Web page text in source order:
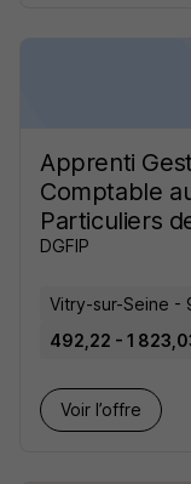
Apprenti
Comptable
Particuliers
DGFIP
Vitry-sur-Seine -
492,22 - 1
Voir l’offre